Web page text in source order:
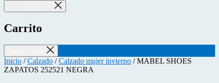
Carrito
Inicio /Calzado /Calzado mujer invierno / MABEL SHOES
ZAPATOS 252521 NEGRA